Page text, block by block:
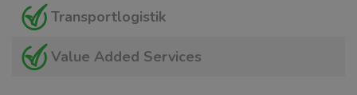
Transportlogistik
Value Added Services